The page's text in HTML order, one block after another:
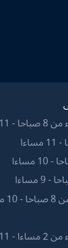
مساءا
مساءا